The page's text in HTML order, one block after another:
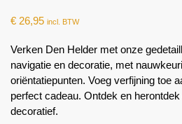
€ 26,95 incl. BTW
Verken Den Helder met onze
navigatie en decoratie, met
oriëntatiepunten. Voeg verfijning toe
perfect cadeau. Ontdek en
decoratief.